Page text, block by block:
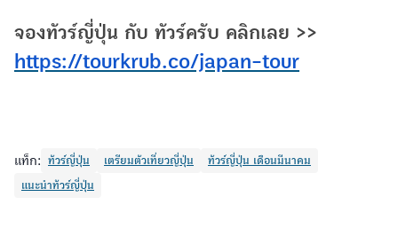
จองทัวร์ญี่ปุ่น กับ ทัวร์ครับ คลิกเลย >>
https://tourkrub.co/japan-tour
แท็ก: ทัวร์ญี่ปุ่น เตรียมตัวเที่ยวญี่ปุ่น
ทัวร์ญี่ปุ่น เดือนมีนาคม
แนะนำทัวร์ญี่ปุ่น